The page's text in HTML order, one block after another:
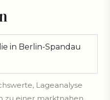
in Berlin-Spandau
Lageanalyse